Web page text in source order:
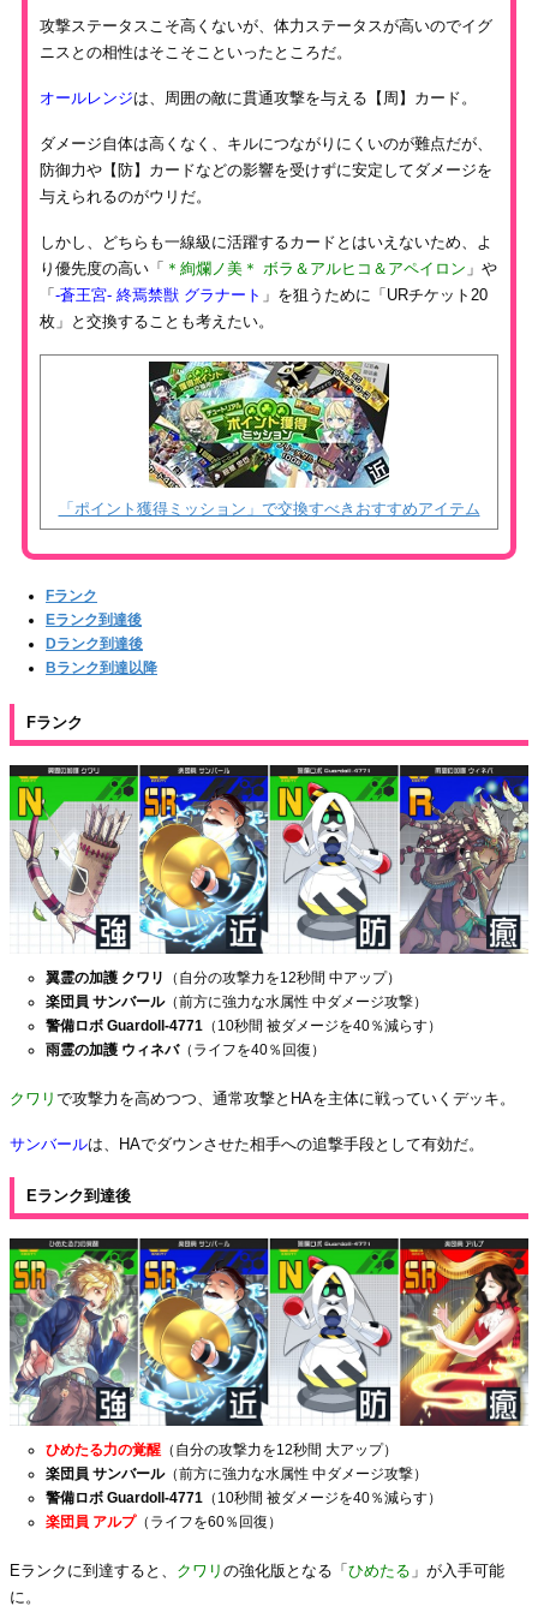
攻撃ステータスこそ高くないが、体力ステータスが高いのでイグ
ニスとの相性はそこそこといったところだ。
オールレンジは、周囲の敵に貫通攻撃を与える【周】カード。
ダメージ自体は高くなく、キルにつながりにくいのが難点だが、
防御力や【防】カードなどの影響を受けずに安定してダメージを
与えられるのがウリだ。
しかし、どちらも一線級に活躍するカードとはいえないため、よ
り優先度の高い「 ＊絢爛ノ美＊ ボラ＆アルヒコ＆アペイロン 」や
「 -蒼王宮- 終焉禁獣 グラナート 」を狙うために「URチケット20
枚」と交換することも考えたい。
「ポイント獲得ミッション」で交換すべきおすすめアイテム
Fランク
Eランク到達後
Dランク到達後
Bランク到達以降
Fランク
翼霊の加護 クワリ
（自分の攻撃力を12秒間 中アップ）
楽団員 サンバール（前方に強力な水属性 中ダメージ攻撃）
警備ロボ Guardoll-4771 （10秒間 被ダメージを40％減らす）
雨霊の加護 ウィネバ（ライフを40％回復）
クワリ で攻撃力を高めつつ、通常攻撃とHAを主体に戦っていくデッキ。
サンバールは、HAでダウンさせた相手への追撃手段として有効だ。
Eランク到達後
ひめたる力の覚醒 （自分の攻撃力を12秒間 大アップ）
楽団員 サンバール（前方に強力な水属性 中ダメージ攻撃）
警備ロボ Guardoll-4771 （10秒間 被ダメージを40％減らす）
楽団員 アルプ（ライフを60％回復）
Eランクに到達すると、 クワリ の強化版となる「 ひめたる 」が入手可能
に。